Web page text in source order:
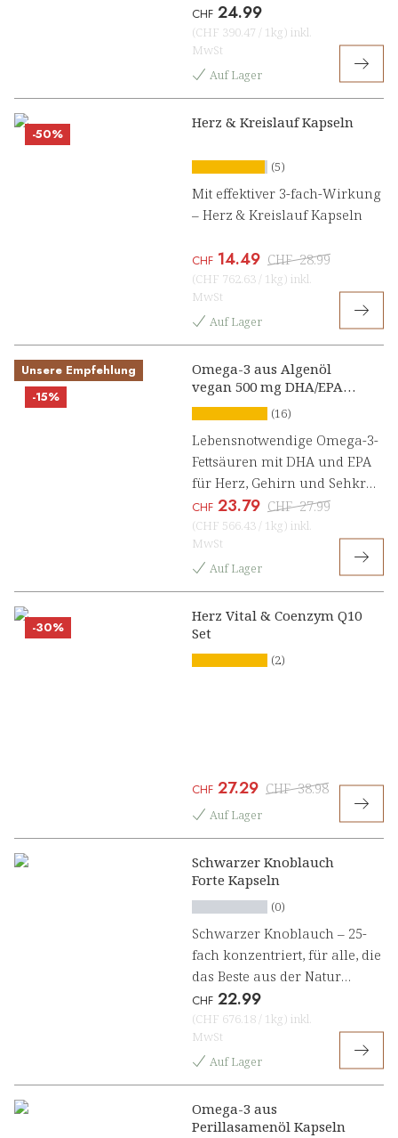
CHF 24.99
(CHF 390.47 / 1kg) inkl.
MwSt
Auf Lager
-50%
Herz & Kreislauf Kapseln
(5)
Mit effektiver 3-fach-Wirkung
– Herz & Kreislauf Kapseln
CHF 14.49 CHF 28.99
(CHF 762.63 / 1kg) inkl.
MwSt
Auf Lager
Unsere Empfehlung
-15%
Omega-3 aus Algenöl
vegan 500 mg DHA/EPA
Kapseln
(16)
Lebensnotwendige Omega-3-
Fettsäuren mit DHA und EPA
für Herz, Gehirn und Sehkraft
[1, 2]
CHF 23.79 CHF 27.99
(CHF 566.43 / 1kg) inkl.
MwSt
Auf Lager
-30%
Herz Vital & Coenzym Q10
Set
(2)
CHF 27.29 CHF 38.98
Auf Lager
Schwarzer Knoblauch
Forte Kapseln
(0)
Schwarzer Knoblauch – 25-
fach konzentriert, für alle, die
das Beste aus der Natur
wollen
CHF 22.99
(CHF 676.18 / 1kg) inkl.
MwSt
Auf Lager
Omega-3 aus
Perillasamenöl Kapseln